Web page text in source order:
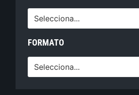
Selecciona...
FORMATO
Selecciona...